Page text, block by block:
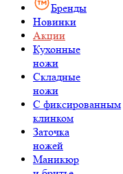
Бренды
Новинки
Акции
Кухонные
ножи
Складные
ножи
C фиксированным
клинком
Заточка
ножей
Маникюр